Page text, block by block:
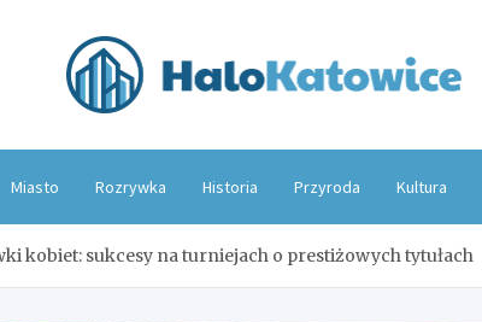
Miasto Rozrywka Historia Przyroda Kultura
kobiet: sukcesy na turniejach o prestiżowych tytułach